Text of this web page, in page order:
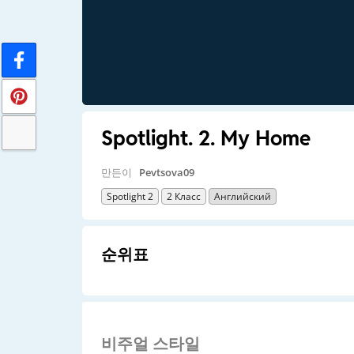
Spotlight. 2. My Home
만든이 Pevtsova09
Spotlight 2 2 Класс Английский
순위표
비주얼 스타일